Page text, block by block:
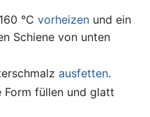
°C vorheizenund ein
Schiene von unten
ausfetten.
Form füllen und glatt